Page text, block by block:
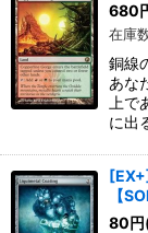
680
在庫
銅線
あな
上
に出
【
80円